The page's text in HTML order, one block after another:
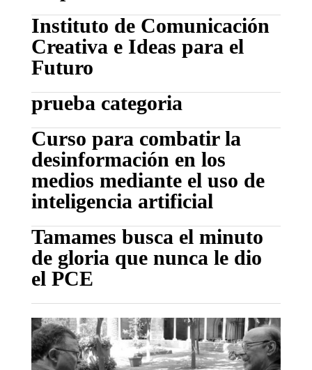
Instituto de Comunicación
Creativa e Ideas para el
Futuro
prueba categoria
Curso para combatir la
desinformación en los
medios mediante el uso de
inteligencia artificial
Tamames busca el minuto
de gloria que nunca le dio
el PCE